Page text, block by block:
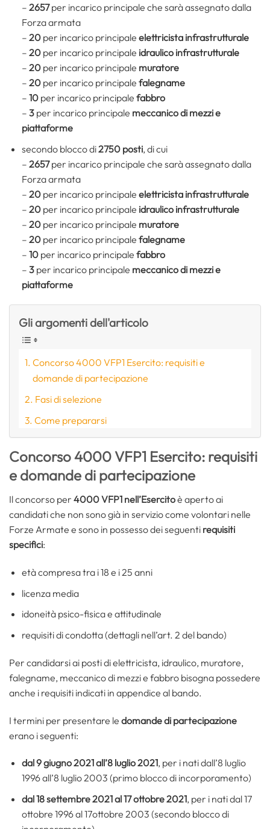
– 2657per incarico principale che sarà assegnato dalla
Forza armata
– 20per incarico principale elettricista infrastrutturale
– 20per incarico principale idraulico infrastrutturale
– 20per incarico principale muratore
– 20per incarico principale falegname
– 10per incarico principale fabbro
– 3per incarico principale meccanico di mezzi e
piattaforme
secondo blocco di2750 posti, di cui
– 2657per incarico principale che sarà assegnato dalla
Forza armata
– 20per incarico principale elettricista infrastrutturale
– 20per incarico principale idraulico infrastrutturale
– 20per incarico principale muratore
– 20per incarico principale falegname
– 10per incarico principale fabbro
– 3per incarico principale meccanico di mezzi e
piattaforme
Gli argomenti dell'articolo
Concorso 4000 VFP1 Esercito: requisiti e
domande di partecipazione
Fasi di selezione
Come prepararsi
Concorso 4000 VFP1 Esercito: requisiti
e domande di partecipazione
Il concorso per 4000 VFP1 nell’Esercitoè aperto ai
candidati che non sono già in servizio come volontari nelle
Forze Armate e sono in possesso dei seguenti requisiti
specifici:
età compresa tra i 18 e i 25 anni
licenza media
idoneità psico-fisica e attitudinale
requisiti di condotta (dettagli nell’art. 2 del bando)
Per candidarsi ai posti di elettricista, idraulico, muratore,
falegname, meccanico di mezzi e fabbro bisogna possedere
anche i requisiti indicati in appendice al bando.
I termini per presentare le domande di partecipazione
erano i seguenti:
dal 9 giugno 2021 all’8 luglio 2021, per i nati dall’8 luglio
1996 all’8 luglio 2003 (primo blocco di incorporamento)
dal 18 settembre 2021 al 17 ottobre 2021, per i nati dal 17
ottobre 1996 al 17ottobre 2003 (secondo blocco di